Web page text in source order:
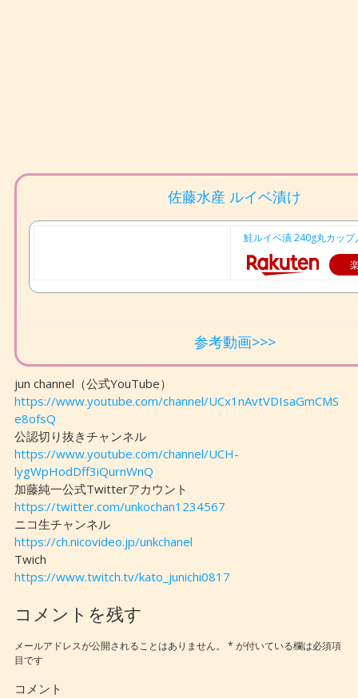
佐藤水産 ルイベ漬け
鮭ルイベ漬 240g丸カップ
参考動画>>>
jun channel（公式YouTube）
https://www.youtube.com/channel/UCx1nAvtVDIsaGmCMS
e8ofsQ
公認切り抜きチャンネル
https://www.youtube.com/channel/UCH-
lygWpHodDff3iQurnWnQ
加藤純一公式Twitterアカウント
https://twitter.com/unkochan1234567
ニコ生チャンネル
https://ch.nicovideo.jp/unkchanel
Twich
https://www.twitch.tv/kato_junichi0817
コメントを残す
メールアドレスが公開されることはありません。 * が付いている欄は必須項
目です
コメント